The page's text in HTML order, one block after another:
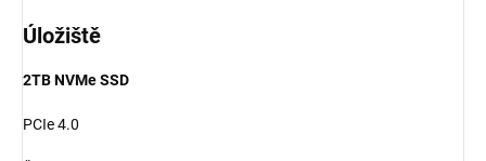
Úložiště
2TB NVMe SSD
PCIe 4.0